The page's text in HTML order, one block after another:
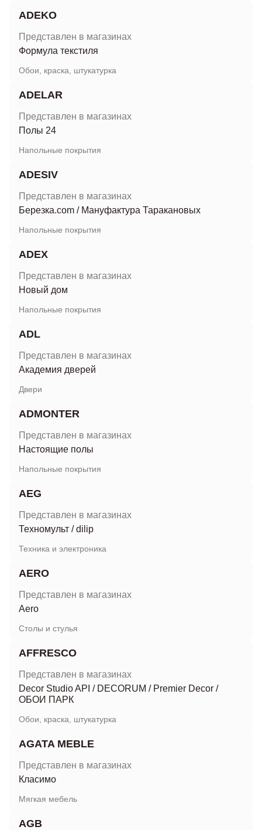
ADEKO
Представлен в магазинах
Формула текстиля
Обои, краска, штукатурка
ADELAR
Представлен в магазинах
Полы 24
Напольные покрытия
ADESIV
Представлен в магазинах
Березка.com / Мануфактура Таракановых
Напольные покрытия
ADEX
Представлен в магазинах
Новый дом
Напольные покрытия
ADL
Представлен в магазинах
Академия дверей
Двери
ADMONTER
Представлен в магазинах
Настоящие полы
Напольные покрытия
AEG
Представлен в магазинах
Техномульт /dilip
Техника и электроника
AERO
Представлен в магазинах
Aero
Столы и стулья
AFFRESCO
Представлен в магазинах
Decor Studio API / DECORUM / Premier Decor /
ОБОИ ПАРК
Обои, краска, штукатурка
AGATA MEBLE
Представлен в магазинах
Класимо
Мягкая мебель
AGB